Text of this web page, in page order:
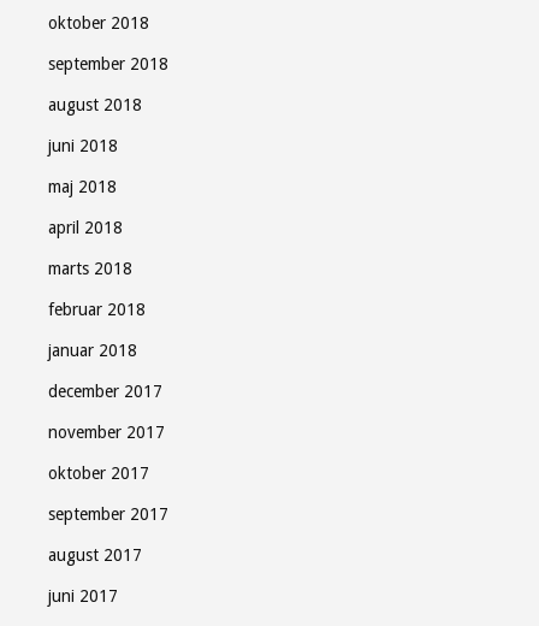
oktober 2018
september 2018
august 2018
juni 2018
maj 2018
april 2018
marts 2018
februar 2018
januar 2018
december 2017
november 2017
oktober 2017
september 2017
august 2017
juni 2017